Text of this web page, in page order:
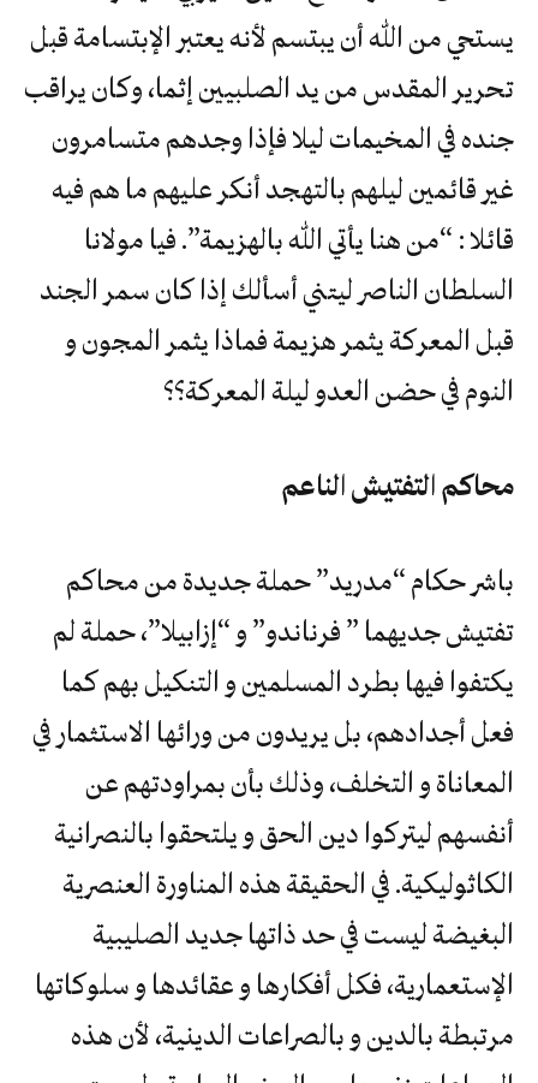
يستحي من الله أن يبتسم لأنه يعتبر الإبتسامة قبل
تحرير المقدس من يد الصلبيين إثما، وكان يراقب
جنده في المخيمات ليلا فإذا وجدهم متسامرون
غير قائمين ليلهم بالتهجد أنكر عليهم ما هم فيه
قائلا : “من هنا يأتي الله بالهزيمة”. فيا مولانا
السلطان الناصر ليتني أسألك إذا كان سمر الجند
قبل المعركة يثمر هزيمة فماذا يثمر المجون و
النوم في حضن العدو ليلة المعركة؟؟
محاكم التفتيش الناعم
باشر حكام “مدريد” حملة جديدة من محاكم
تفتيش جديهما ” فرناندو” و “إزابيلا”، حملة لم
يكتفوا فيها بطرد المسلمين و التنكيل بهم كما
فعل أجدادهم، بل يريدون من ورائها الاستثمار في
المعاناة و التخلف، وذلك بأن بمراودتهم عن
أنفسهم ليتركوا دين الحق و يلتحقوا بالنصرانية
الكاثوليكية. في الحقيقة هذه المناورة العنصرية
البغيضة ليست في حد ذاتها جديد الصليبية
الإستعمارية، فكل أفكارها و عقائدها و سلوكاتها
مرتبطة بالدين و بالصراعات الدينية، لأن هذه